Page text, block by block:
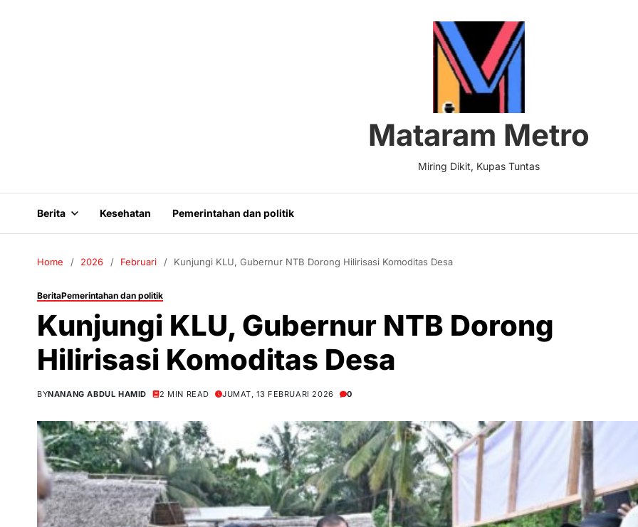
Mataram Metro
Miring Dikit, Kupas Tuntas
Berita Kesehatan Pemerintahan dan politik
Home 2026 Februari Kunjungi KLU, Gubernur NTB Dorong Hilirisasi Komoditas Desa
BeritaPemerintahan dan politik
Kunjungi KLU, Gubernur NTB Dorong
Hilirisasi Komoditas Desa
BYNANANG ABDUL HAMID 2 MIN READ JUMAT, 13 FEBRUARI 2026 0